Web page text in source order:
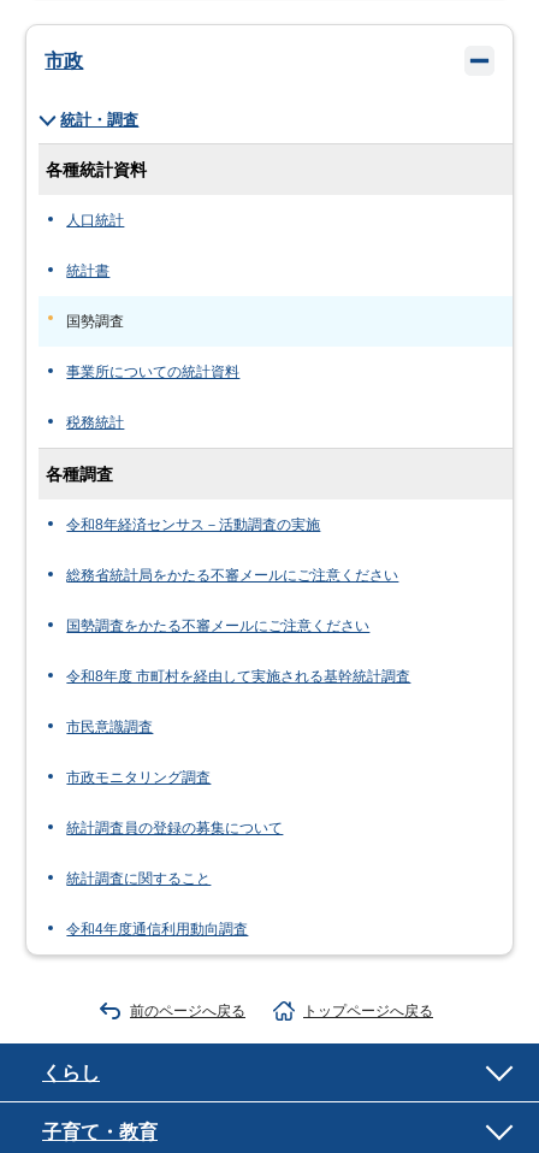
市政
統計・調査
各種統計資料
人口統計
統計書
国勢調査
事業所についての統計資料
税務統計
各種調査
令和8年経済センサス－活動調査の実施
総務省統計局をかたる不審メールにご注意ください
国勢調査をかたる不審メールにご注意ください
令和8年度 市町村を経由して実施される基幹統計調査
市民意識調査
市政モニタリング調査
統計調査員の登録の募集について
統計調査に関すること
令和4年度通信利用動向調査
前のページへ戻る トップページへ戻る
くらし
子育て・教育